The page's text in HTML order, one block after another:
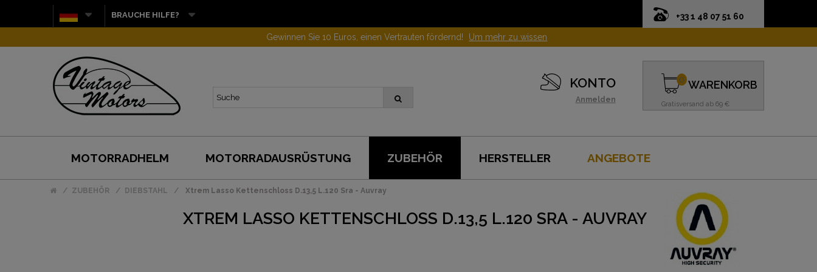
+33 1 48 07 51 60
BRAUCHE HILFE?
Gewinnen Sie 10 Euros, einen Vertrauten fördernd! Um mehr zu wissen
KONTO
Anmelden
WARENKORB
Gratisversand ab 69 €
0
MOTORRADHELM MOTORRADAUSRÜSTUNG ZUBEHÖR HERSTELLER ANGEBOTE
ZUBEHÖR DIEBSTAHL Xtrem Lasso Kettenschloss D.13,5 L.120 Sra - Auvray
XTREM LASSO KETTENSCHLOSS D.13,5 L.120 SRA - AUVRAY